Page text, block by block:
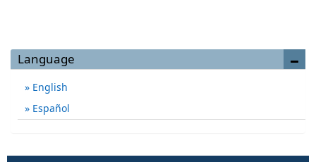
Language
English
Español